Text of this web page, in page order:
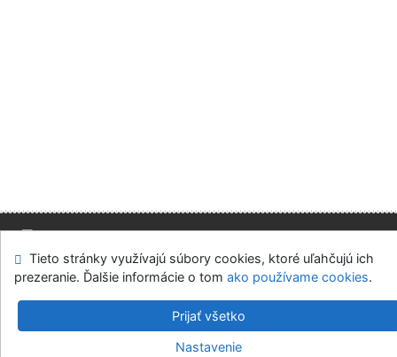
Mapa stránok Prístupnosť
Súkromie
Modul OpenSearch
Napíšte nám Nastavenie cookies
Slovenská ekonomická knižnica EU v Bratislave
v.4.8.63a-Cosmotron Slovakia, s.r.o.
Tieto stránky využívajú súbory cookies, ktoré uľahčujú ich
prezeranie. Ďalšie informácie o tom ako používame cookies.
Prijať všetko
Nastavenie